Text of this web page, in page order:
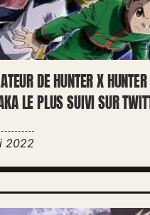
DE HUNTER X
LE PLUS SUIVI SUR
2022